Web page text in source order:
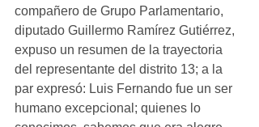
compañero de Grupo Parlamentario,
diputado Guillermo Ramírez Gutiérrez,
expuso un resumen de la trayectoria
del representante del distrito 13; a la
par expresó: Luis Fernando fue un ser
humano excepcional; quienes lo